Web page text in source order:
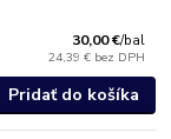
30,00 €/bal
24,39 € bez DPH
Pridať do košíka